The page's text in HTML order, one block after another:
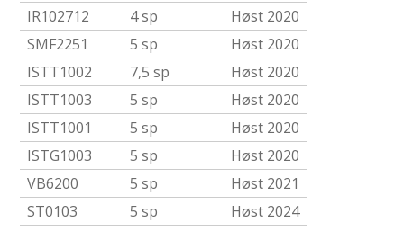
IR102712
4 sp
Høst 2020
SMF2251
5 sp
Høst 2020
ISTT1002
7,5 sp
Høst 2020
ISTT1003
5 sp
Høst 2020
ISTT1001
5 sp
Høst 2020
ISTG1003
5 sp
Høst 2020
VB6200
5 sp
Høst 2021
ST0103
5 sp
Høst 2024